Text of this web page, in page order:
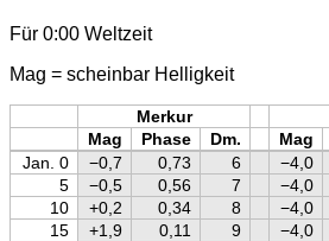
Für 0:00 Weltzeit
Mag = scheinbar Helligkeit
Merkur
Mag
Phase Dm. Mag
Jan. 0
−0,7 0,73 6 −4,0
5
−0,5 0,56 7 −4,0
10
+0,2 0,34 8 −4,0
15
+1,9 0,11 9 −4,0